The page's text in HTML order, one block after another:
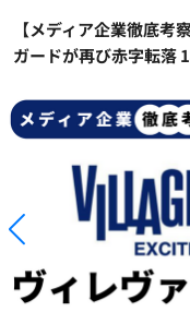
【メディア企業徹底
ガードが再び赤字転落